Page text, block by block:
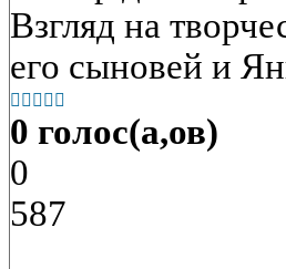
Взгляд на
его сыновей и
    
0 голос(а,ов)
0
587